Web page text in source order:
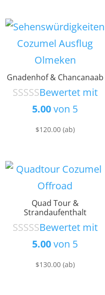
Gnadenhof & Chancanaab
Bewertet mit
5.00von 5
$120.00 (ab)
Quad Tour &
Strandaufenthalt
Bewertet mit
5.00von 5
$130.00 (ab)